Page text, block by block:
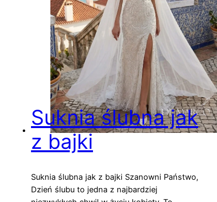
Suknia ślubna jak
z bajki
Suknia ślubna jak z bajki Szanowni Państwo,
Dzień ślubu to jedna z najbardziej